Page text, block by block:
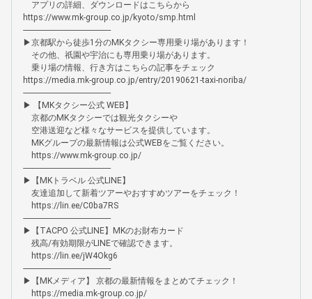
アプリの詳細、ダウンロードはこちらから
https://www.mk-group.co.jp/kyoto/smp.html
------------------------------------------
▶京都駅から徒歩1分のMKタクシー専用乗り場があります！
その他、祇園や宇治にも専用乗り場があります。
乗り場の情報、行き方はこちらの記事をチェック
https://media.mk-group.co.jp/entry/20190621-taxi-noriba/
------------------------------------------
▶ 【MKタクシー公式 WEB】
京都のMKタクシーでは観光タクシーや
空港送迎など様々なサービスを提供しています。
MKグループの最新情報は公式WEBをご覧ください。
https://www.mk-group.co.jp/
------------------------------------------
▶【MKトラベル 公式LINE】
友達追加して新着ツアーやおすすめツアーをチェック！
https://lin.ee/C0ba7RS
------------------------------------------
▶【TACPO 公式LINE】MKのお財布カード
残高/有効期限がLINEで確認できます。
https://lin.ee/jW4Okg6
------------------------------------------
▶【MKメディア】 京都の最新情報をまとめてチェック！
https://media.mk-group.co.jp/